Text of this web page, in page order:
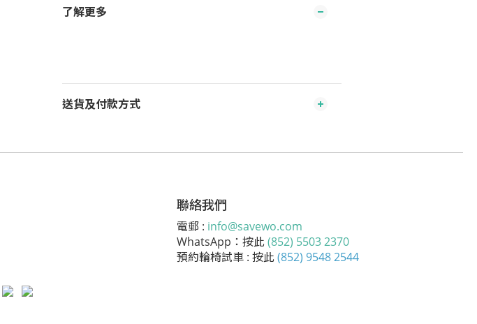
了解更多
送貨及付款方式
聯絡我們
電郵 : info@savewo.com
WhatsApp：按此 (852) 5503 2370
預約輪椅試車 : 按此 (852) 9548 2544